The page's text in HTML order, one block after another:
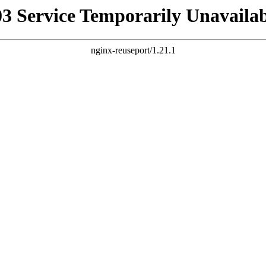
Service Temporarily
nginx-reuseport/1.21.1